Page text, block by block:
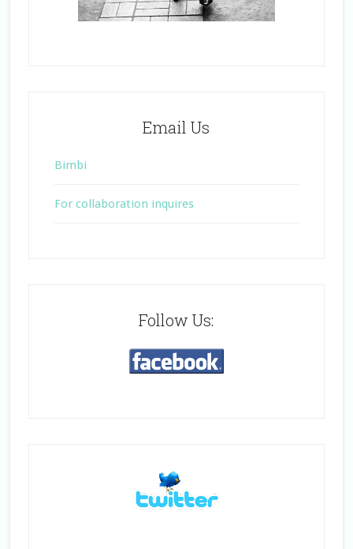
Email Us
Bimbi
For collaboration inquires
Follow Us: